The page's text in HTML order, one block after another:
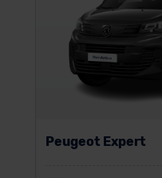
Peugeot Expert